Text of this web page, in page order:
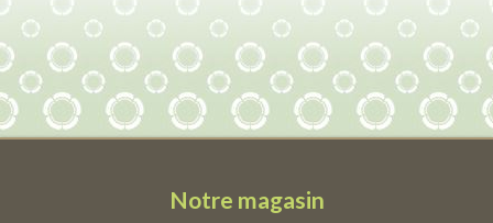
Notre magasin